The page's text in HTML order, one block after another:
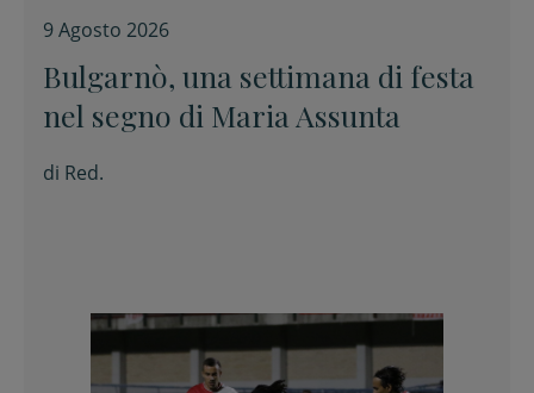
9 Agosto 2026
Bulgarnò, una settimana di festa
nel segno di Maria Assunta
di Red.